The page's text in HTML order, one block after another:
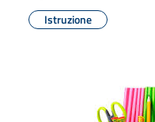
Istruzione